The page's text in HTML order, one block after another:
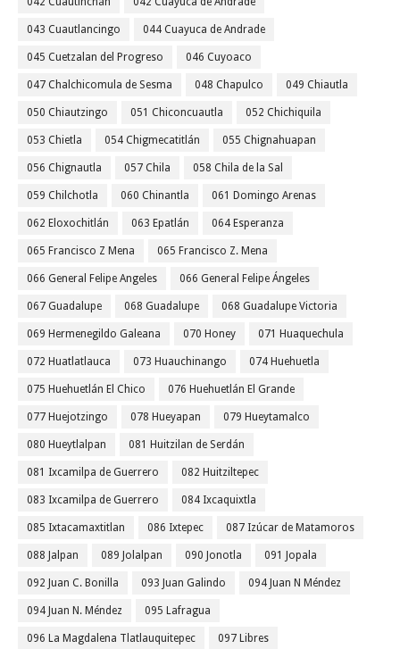
043 Cuautlancingo 044 Cuayuca de Andrade
045 Cuetzalan del Progreso 046 Cuyoaco
047 Chalchicomula de Sesma 048 Chapulco 049 Chiautla
050 Chiautzingo 051 Chiconcuautla 052 Chichiquila
053 Chietla 054 Chigmecatitlán 055 Chignahuapan
056 Chignautla 057 Chila 058 Chila de la Sal
059 Chilchotla 060 Chinantla 061 Domingo Arenas
062 Eloxochitlán 063 Epatlán 064 Esperanza
065 Francisco Z Mena 065 Francisco Z. Mena
066 General Felipe Angeles 066 General Felipe Ángeles
067 Guadalupe 068 Guadalupe 068 Guadalupe Victoria
069 Hermenegildo Galeana 070 Honey 071 Huaquechula
072 Huatlatlauca 073 Huauchinango 074 Huehuetla
075 Huehuetlán El Chico 076 Huehuetlán El Grande
077 Huejotzingo 078 Hueyapan 079 Hueytamalco
080 Hueytlalpan 081 Huitzilan de Serdán
081 Ixcamilpa de Guerrero 082 Huitziltepec
083 Ixcamilpa de Guerrero 084 Ixcaquixtla
085 Ixtacamaxtitlan 086 Ixtepec 087 Izúcar de Matamoros
088 Jalpan 089 Jolalpan 090 Jonotla 091 Jopala
092 Juan C. Bonilla 093 Juan Galindo 094 Juan N Méndez
094 Juan N. Méndez 095 Lafragua
096 La Magdalena Tlatlauquitepec 097 Libres